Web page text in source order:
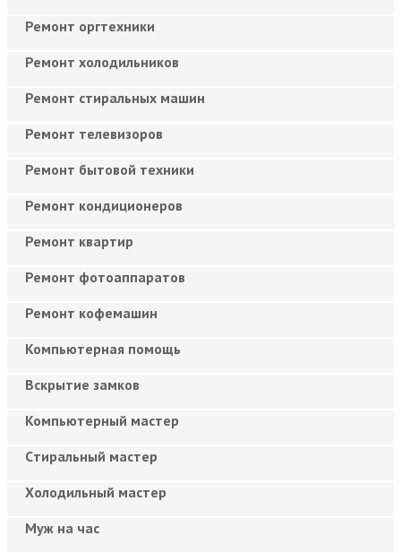
Ремонт оргтехники
Ремонт холодильников
Ремонт стиральных машин
Ремонт телевизоров
Ремонт бытовой техники
Ремонт кондиционеров
Ремонт квартир
Ремонт фотоаппаратов
Ремонт кофемашин
Компьютерная помощь
Вскрытие замков
Компьютерный мастер
Cтиральный мастер
Холодильный мастер
Муж на час